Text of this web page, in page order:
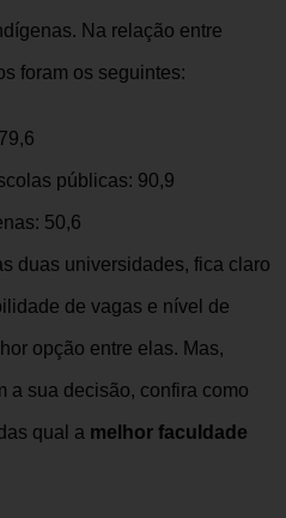
Na relação entre
foram os seguintes:
públicas: 90,9
50,6
duas universidades, fica claro
de vagas e nível de
opção entre elas. Mas,
a sua decisão, confira como
qual a melhor faculdade